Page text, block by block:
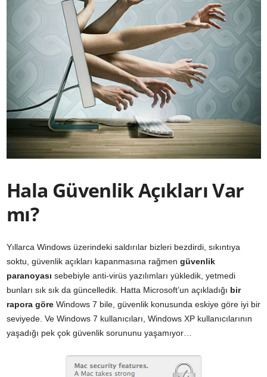
Hala Güvenlik Açıkları Var
mı?
Yıllarca Windows üzerindeki saldırılar bizleri bezdirdi, sıkıntıya
soktu, güvenlik açıkları kapanmasına rağmen güvenlik
paranoyası sebebiyle anti-virüs yazılımları yükledik, yetmedi
bunları sık sık da güncelledik. Hatta Microsoft’un açıkladığı bir
rapora göre Windows 7 bile, güvenlik konusunda eskiye göre iyi bir
seviyede. Ve Windows 7 kullanıcıları, Windows XP kullanıcılarının
yaşadığı pek çok güvenlik sorununu yaşamıyor…